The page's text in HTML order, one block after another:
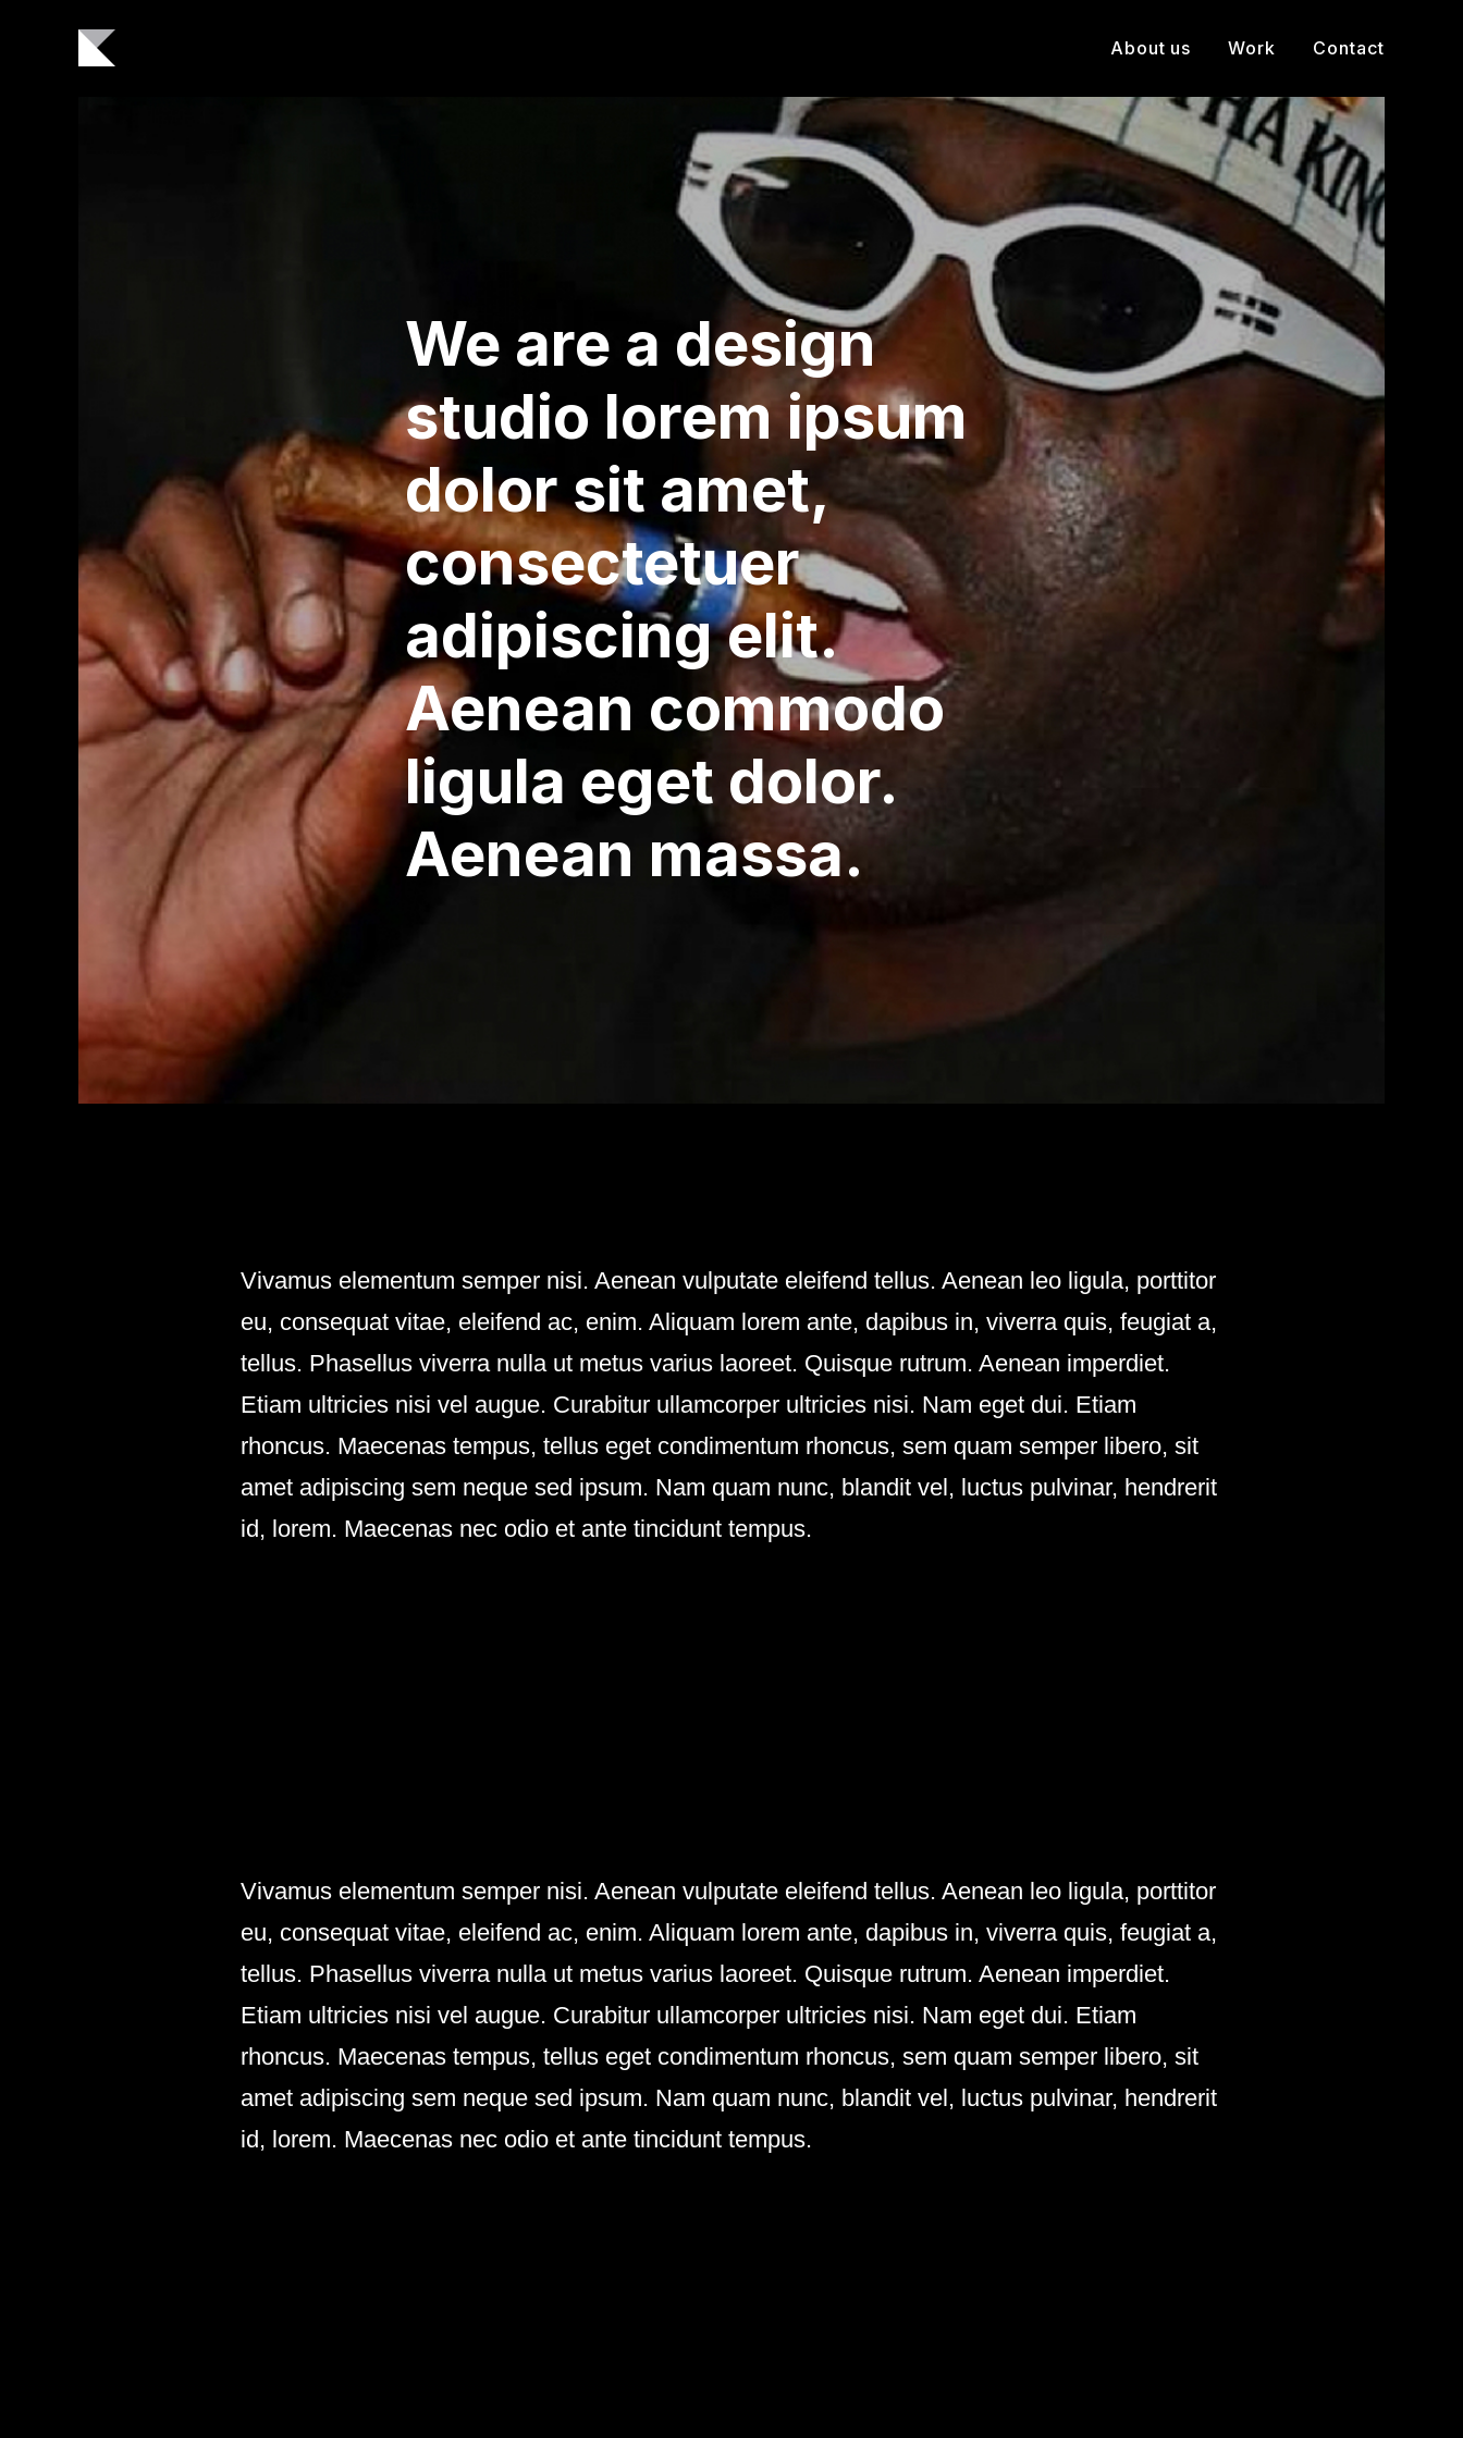
About us Work Contact
We are a design
studio lorem ipsum
dolor sit amet,
consectetuer
adipiscing elit.
Aenean commodo
ligula eget dolor.
Aenean massa.
Vivamus elementum semper nisi. Aenean vulputate eleifend tellus. Aenean leo ligula, porttitor
eu, consequat vitae, eleifend ac, enim. Aliquam lorem ante, dapibus in, viverra quis, feugiat a,
tellus. Phasellus viverra nulla ut metus varius laoreet. Quisque rutrum. Aenean imperdiet.
Etiam ultricies nisi vel augue. Curabitur ullamcorper ultricies nisi. Nam eget dui. Etiam
rhoncus. Maecenas tempus, tellus eget condimentum rhoncus, sem quam semper libero, sit
amet adipiscing sem neque sed ipsum. Nam quam nunc, blandit vel, luctus pulvinar, hendrerit
id, lorem. Maecenas nec odio et ante tincidunt tempus.
Vivamus elementum semper nisi. Aenean vulputate eleifend tellus. Aenean leo ligula, porttitor
eu, consequat vitae, eleifend ac, enim. Aliquam lorem ante, dapibus in, viverra quis, feugiat a,
tellus. Phasellus viverra nulla ut metus varius laoreet. Quisque rutrum. Aenean imperdiet.
Etiam ultricies nisi vel augue. Curabitur ullamcorper ultricies nisi. Nam eget dui. Etiam
rhoncus. Maecenas tempus, tellus eget condimentum rhoncus, sem quam semper libero, sit
amet adipiscing sem neque sed ipsum. Nam quam nunc, blandit vel, luctus pulvinar, hendrerit
id, lorem. Maecenas nec odio et ante tincidunt tempus.